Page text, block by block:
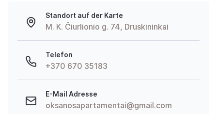
Standort auf der Karte
M. K. Čiurlionio g. 74, Druskininkai
Telefon
+370 670 35183
E-Mail Adresse
oksanosapartamentai@gmail.com